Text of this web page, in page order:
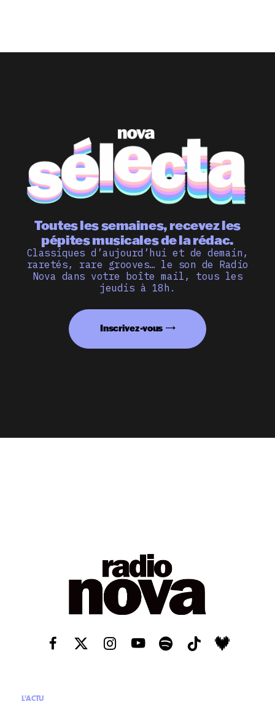
Toutes les semaines, recevez les
pépites musicales de la rédac.
Classiques d’aujourd’hui et de demain,
raretés, rare grooves… le son de Radio
Nova dans votre boîte mail, tous les
jeudis à 18h.
Inscrivez-vous
L'ACTU